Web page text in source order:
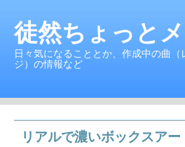
徒然ちょっと
日々気になることとか、作成中の曲（
ジ）の情報など
リアルで濃いボックスア